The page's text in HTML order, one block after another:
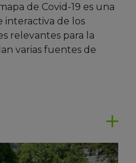
de Covid-19 es una
interactiva de los
relevantes para la
varias fuentes de